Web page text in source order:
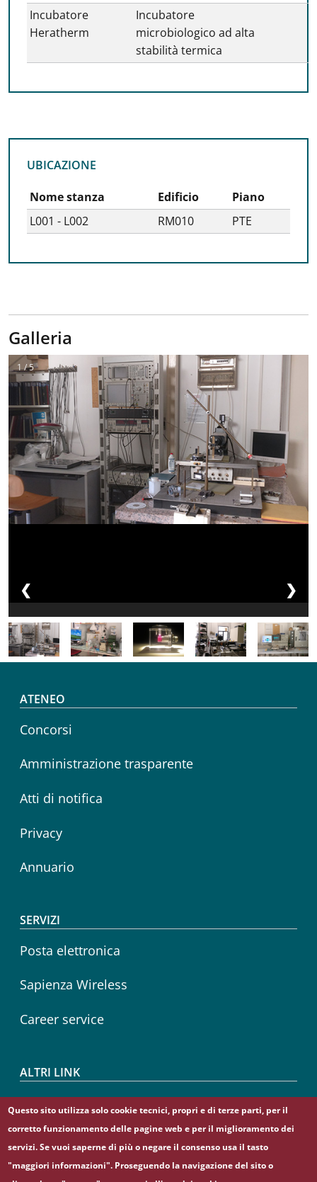
Incubatore
Heratherm
Incubatore
microbiologico ad alta
stabilità termica
UBICAZIONE
UBICAZIONE
Nome stanza Edificio
Piano
L001 - L002
RM010 PTE
Galleria
1 / 5
❮ ❯
Footer menu
ATENEO
Concorsi
Amministrazione trasparente
Atti di notifica
Privacy
Annuario
SERVIZI
Posta elettronica
Sapienza Wireless
Career service
ALTRI LINK
CIAO
Sapienza Store
Questo sito utilizza solo cookie tecnici, propri e di terze parti, per il
corretto funzionamento delle pagine web e per il miglioramento dei
servizi. Se vuoi saperne di più o negare il consenso usa il tasto
"maggiori informazioni". Proseguendo la navigazione del sito o